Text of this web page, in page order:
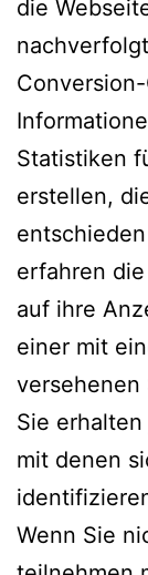
die
Statistiken
erstellen,
erfahren
auf ihre
einer mit
Sie
mit denen
Wenn Sie